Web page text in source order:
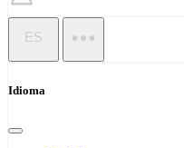
ES
Idioma